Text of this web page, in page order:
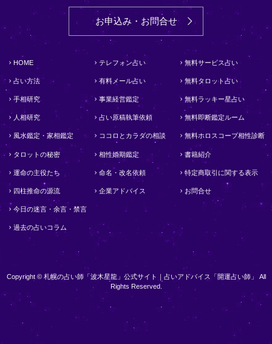
お申込み・お問合せ
HOME
占い方法
手相研究
人相研究
風水鑑定・家相鑑定
タロットの秘密
運命の主役たち
四柱推命の源流
今日の迷言・余言・禁言
過去の占いコラム
テレフォン占い
有料メール占い
事業経営鑑定
占い原稿執筆依頼
ココロとカラダの相談
相性婚期鑑定
命名・改名依頼
企業アドバイス
無料サービス占い
無料タロット占い
無料ラッキー星占い
無料即断鑑定ルーム
無料ホロスコープ相性診断
書籍紹介
特定商取引に関する表示
お問合せ
Copyright © 札幌の占い師「波木星龍」公式サイト｜占いアドバイス「開運占い師」 All
Rights Reserved.